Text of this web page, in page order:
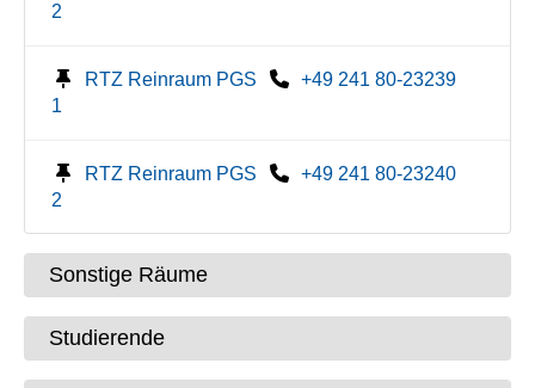
2
RTZ Reinraum PGS
1
+49 241 80-23239
RTZ Reinraum PGS
2
+49 241 80-23240
Sonstige Räume
Studierende